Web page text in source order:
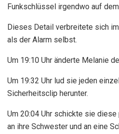
Funkschlüssel irgendwo auf
Dieses Detail verbreitete sich
als der Alarm selbst.
Um 19:10 Uhr änderte Melanie
Um 19:32 Uhr lud sie jeden
Sicherheitsclip herunter.
Um 20:04 Uhr schickte sie
an ihre Schwester und an eine